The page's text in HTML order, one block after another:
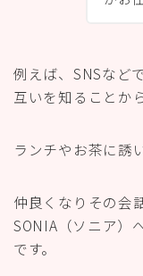
例えば、SNSなど
互いを知ることか
ランチやお茶に誘
仲良くなりその会
SONIA（ソニア）
です。